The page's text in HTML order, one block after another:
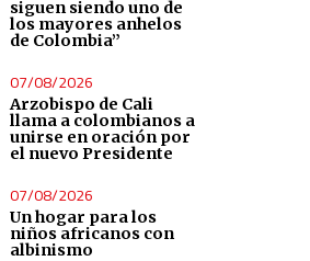
siguen siendo uno de
los mayores anhelos
de Colombia”
07/08/2026
Arzobispo de Cali
llama a colombianos a
unirse en oración por
el nuevo Presidente
07/08/2026
Un hogar para los
niños africanos con
albinismo